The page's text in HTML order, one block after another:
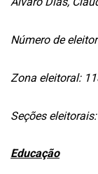
Número de
Zona eleitoral:
Seções
Educação